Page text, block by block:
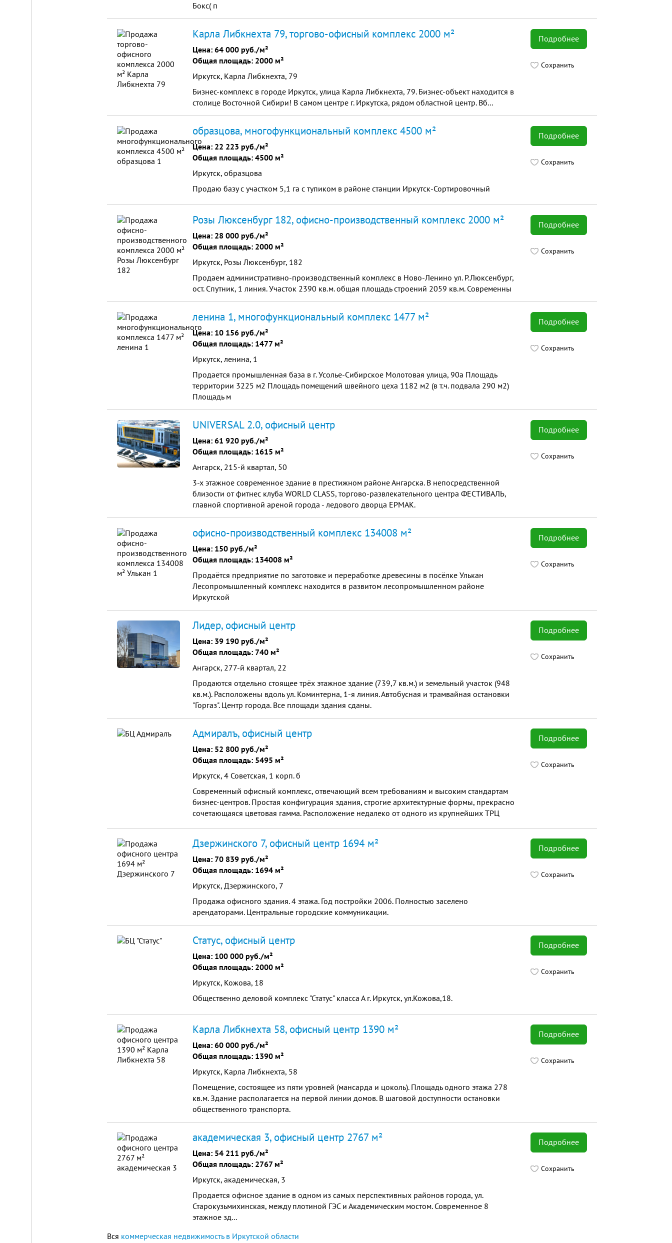
Бокс( п
Подробнее
Сохранить
Карла Либкнехта 79, торгово-офисный комплекс 2000 м²
Цена: 64 000 руб./м²
Общая площадь: 2000 м²
Иркутск, Карла Либкнехта, 79
Бизнес-комплекс в городе Иркутск, улица Карла Либкнехта, 79. Бизнес-объект находится в
столице Восточной Сибири! В самом центре г. Иркутска, рядом областной центр. Вб...
Подробнее
Сохранить
образцова, многофункциональный комплекс 4500 м²
Цена: 22 223 руб./м²
Общая площадь: 4500 м²
Иркутск, образцова
Продаю базу с участком 5,1 га с тупиком в районе станции Иркутск-Сортировочный
Подробнее
Сохранить
Розы Люксенбург 182, офисно-производственный комплекс 2000 м²
Цена: 28 000 руб./м²
Общая площадь: 2000 м²
Иркутск, Розы Люксенбург, 182
Продаем административно-производственный комплекс в Ново-Ленино ул. Р.Люксенбург,
ост. Спутник, 1 линия. Участок 2390 кв.м. общая площадь строений 2059 кв.м. Современны
Подробнее
Сохранить
ленина 1, многофункциональный комплекс 1477 м²
Цена: 10 156 руб./м²
Общая площадь: 1477 м²
Иркутск, ленина, 1
Продается промышленная база в г. Усолье-Сибирское Молотовая улица, 90а Площадь
территории 3225 м2 Площадь помещений швейного цеха 1182 м2 (в т.ч. подвала 290 м2)
Площадь м
Подробнее
Сохранить
UNIVERSAL 2.0, офисный центр
Цена: 61 920 руб./м²
Общая площадь: 1615 м²
Ангарск, 215-й квартал, 50
3-х этажное современное здание в престижном районе Ангарска. В непосредственной
близости от фитнес клуба WORLD CLASS, торгово-развлекательного центра ФЕСТИВАЛЬ,
главной спортивной ареной города - ледового дворца ЕРМАК.
Подробнее
Сохранить
офисно-производственный комплекс 134008 м²
Цена: 150 руб./м²
Общая площадь: 134008 м²
Продаётся предприятие по заготовке и переработке древесины в посёлке Улькан
Лесопромышленный комплекс находится в развитом лесопромышленном районе
Иркутской
Подробнее
Сохранить
Лидер, офисный центр
Цена: 39 190 руб./м²
Общая площадь: 740 м²
Ангарск, 277-й квартал, 22
Продаются отдельно стоящее трёх этажное здание (739,7 кв.м.) и земельный участок (948
кв.м.). Расположены вдоль ул. Коминтерна, 1-я линия. Автобусная и трамвайная остановки
"Горгаз". Центр города. Все площади здания сданы.
Подробнее
Сохранить
Адмиралъ, офисный центр
Цена: 52 800 руб./м²
Общая площадь: 5495 м²
Иркутск, 4 Советская, 1 корп. б
Современный офисный комплекс, отвечающий всем требованиям и высоким стандартам
бизнес-центров. Простая конфигурация здания, строгие архитектурные формы, прекрасно
сочетающаяся цветовая гамма. Расположение недалеко от одного из крупнейших ТРЦ
Подробнее
Сохранить
Дзержинского 7, офисный центр 1694 м²
Цена: 70 839 руб./м²
Общая площадь: 1694 м²
Иркутск, Дзержинского, 7
Продажа офисного здания. 4 этажа. Год постройки 2006. Полностью заселено
арендаторами. Центральные городские коммуникации.
Подробнее
Сохранить
Статус, офисный центр
Цена: 100 000 руб./м²
Общая площадь: 2000 м²
Иркутск, Кожова, 18
Общественно деловой комплекс "Статус" класса А г. Иркутск, ул.Кожова,18.
Подробнее
Сохранить
Карла Либкнехта 58, офисный центр 1390 м²
Цена: 60 000 руб./м²
Общая площадь: 1390 м²
Иркутск, Карла Либкнехта, 58
Помещение, состоящее из пяти уровней (мансарда и цоколь). Площадь одного этажа 278
кв.м. Здание располагается на первой линии домов. В шаговой доступности остановки
общественного транспорта.
Подробнее
Сохранить
академическая 3, офисный центр 2767 м²
Цена: 54 211 руб./м²
Общая площадь: 2767 м²
Иркутск, академическая, 3
Продается офисное здание в одном из самых перспективных районов города, ул.
Старокузьмихинская, между плотиной ГЭС и Академическим мостом. Современное 8
этажное зд...
Вся коммерческая недвижимость в Иркутской области